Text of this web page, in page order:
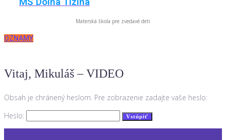
Materská škola pre zvedavé deti
OZNAMY
Vitaj, Mikuláš – VIDEO
Obsah je chránený heslom. Pre zobrazenie zadajte vaše heslo:
Heslo: